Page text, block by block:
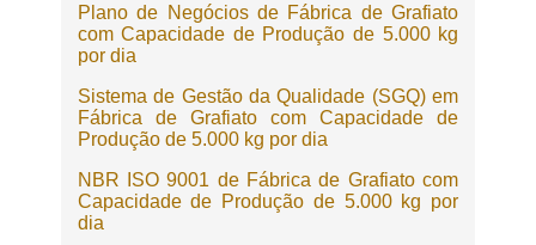
Plano de Negócios de Fábrica de Grafiato
com Capacidade de Produção de 5.000 kg
por dia
Sistema de Gestão da Qualidade (SGQ) em
Fábrica de Grafiato com Capacidade de
Produção de 5.000 kg por dia
NBR ISO 9001 de Fábrica de Grafiato com
Capacidade de Produção de 5.000 kg por
dia